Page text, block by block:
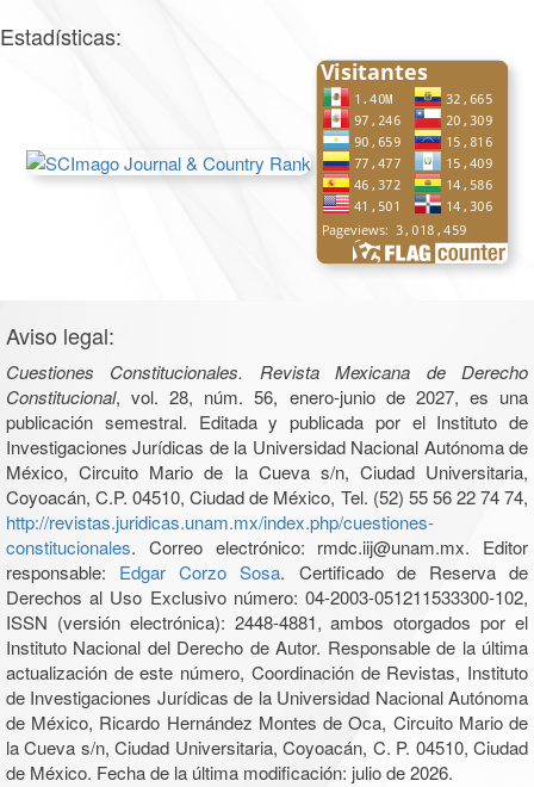
Estadísticas:
Aviso legal:
Cuestiones Constitucionales. Revista Mexicana de Derecho
Constitucional, vol. 28, núm. 56, enero-junio de 2027, es una
publicación semestral. Editada y publicada por el Instituto de
Investigaciones Jurídicas de la Universidad Nacional Autónoma de
México, Circuito Mario de la Cueva s/n, Ciudad Universitaria,
Coyoacán, C.P. 04510, Ciudad de México, Tel. (52) 55 56 22 74 74,
http://revistas.juridicas.unam.mx/index.php/cuestiones-
constitucionales. Correo electrónico: rmdc.iij@unam.mx. Editor
responsable: Edgar Corzo Sosa. Certificado de Reserva de
Derechos al Uso Exclusivo número: 04-2003-051211533300-102,
ISSN (versión electrónica): 2448-4881, ambos otorgados por el
Instituto Nacional del Derecho de Autor. Responsable de la última
actualización de este número, Coordinación de Revistas, Instituto
de Investigaciones Jurídicas de la Universidad Nacional Autónoma
de México, Ricardo Hernández Montes de Oca, Circuito Mario de
la Cueva s/n, Ciudad Universitaria, Coyoacán, C. P. 04510, Ciudad
de México. Fecha de la última modificación: julio de 2026.